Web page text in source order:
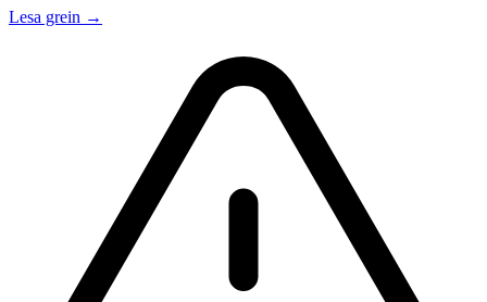
Lesa grein →